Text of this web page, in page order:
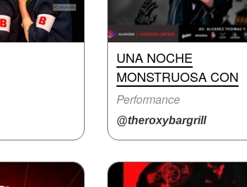
UNA NOCHE
MONSTRUOSA CON
Performance
@theroxybargrill